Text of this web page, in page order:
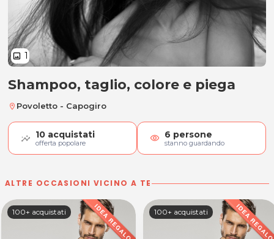
image 1
Shampoo, taglio, colore e piega
Shampoo, taglio, colore e piega
location_on Povoletto - Capogiro
10 acquistati
offerta popolare visibility 6 persone
stanno guardando
ALTRE OCCASIONI VICINO A TE
100+ acquistati 100+ acquistati